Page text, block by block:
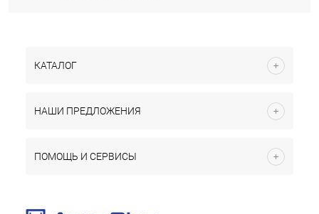
КАТАЛОГ
НАШИ ПРЕДЛОЖЕНИЯ
ПОМОЩЬ И СЕРВИСЫ